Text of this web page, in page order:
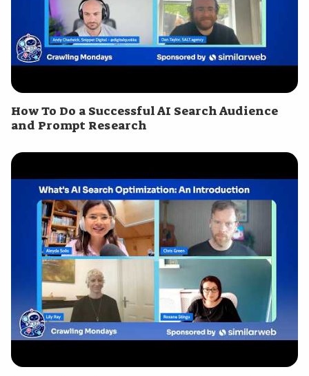
How To Do a Successful AI Search Audience
and Prompt Research